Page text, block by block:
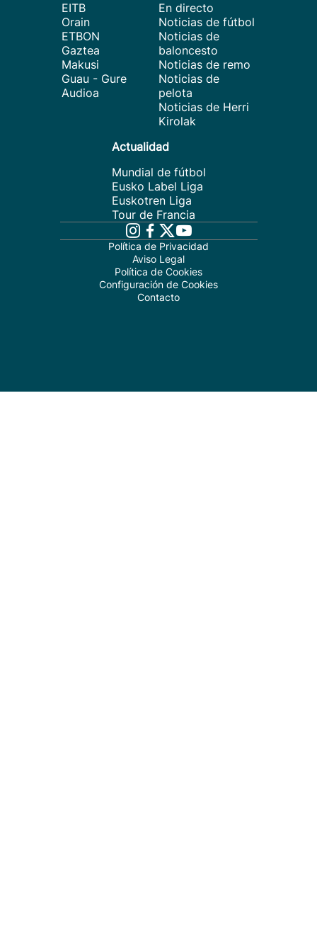
EITB
Orain
ETBON
Gaztea
Makusi
Guau - Gure
Audioa
En directo
Noticias de fútbol
Noticias de
baloncesto
Noticias de remo
Noticias de
pelota
Noticias de Herri
Kirolak
Actualidad
Mundial de fútbol
Eusko Label Liga
Euskotren Liga
Tour de Francia
Política de Privacidad
Aviso Legal
Política de Cookies
Configuración de Cookies
Contacto